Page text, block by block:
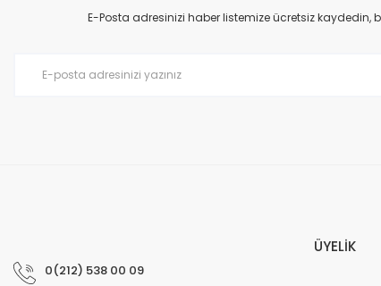
E-Posta adresinizi haber listemize ücretsiz kaydedin,
0(212) 538 00 09
ÜYELİK